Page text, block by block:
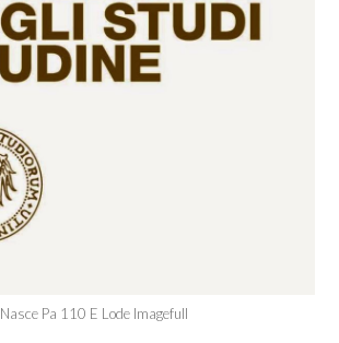
Nasce Pa 110 E Lode Imagefull